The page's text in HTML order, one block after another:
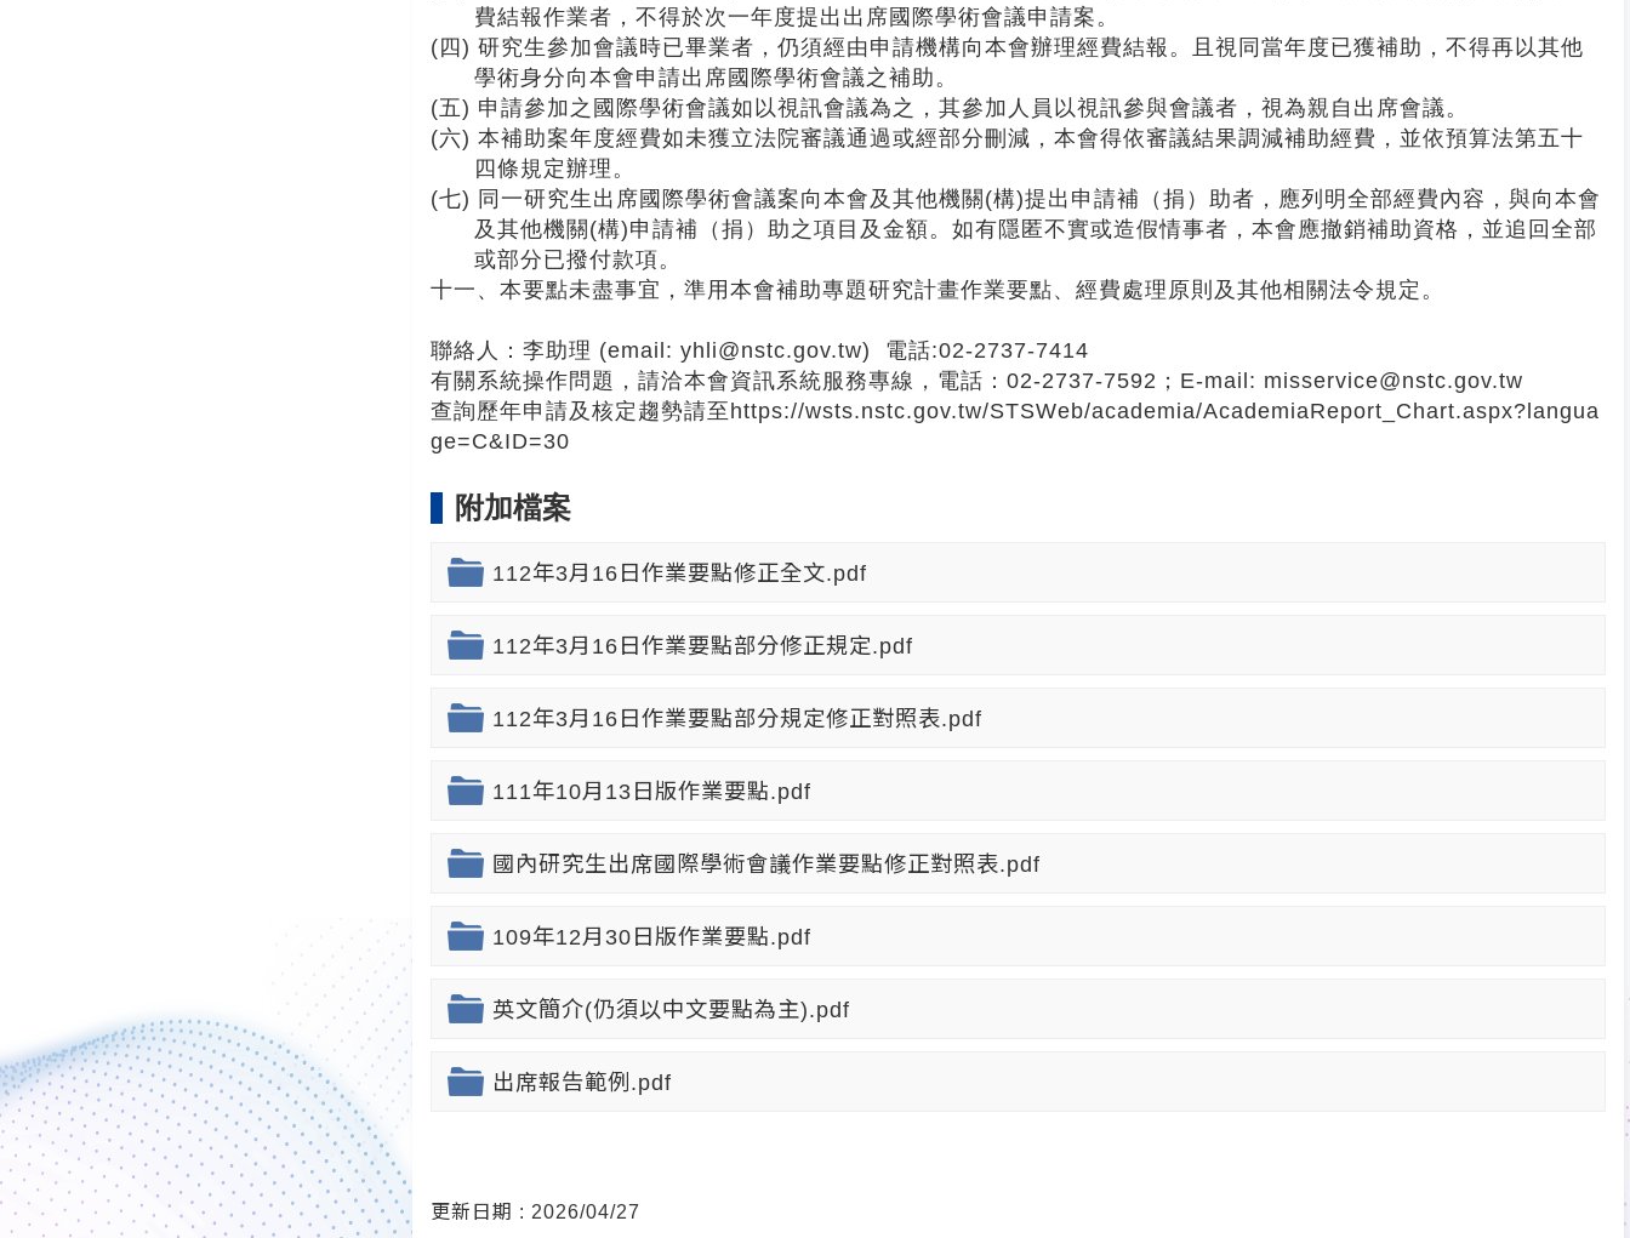
費結報作業者，不得於次一年度提出出席國際學術會議申請案。
(四) 研究生參加會議時已畢業者，仍須經由申請機構向本會辦理經費結報。且視同當年度已獲補助，不得再以其他
學術身分向本會申請出席國際學術會議之補助。
(五) 申請參加之國際學術會議如以視訊會議為之，其參加人員以視訊參與會議者，視為親自出席會議。
(六) 本補助案年度經費如未獲立法院審議通過或經部分刪減，本會得依審議結果調減補助經費，並依預算法第五十
四條規定辦理。
(七) 同一研究生出席國際學術會議案向本會及其他機關(構)提出申請補（捐）助者，應列明全部經費內容，與向本會
及其他機關(構)申請補（捐）助之項目及金額。如有隱匿不實或造假情事者，本會應撤銷補助資格，並追回全部
或部分已撥付款項。
十一、本要點未盡事宜，準用本會補助專題研究計畫作業要點、經費處理原則及其他相關法令規定。
聯絡人：李助理 (email: yhli@nstc.gov.tw) 電話:02-2737-7414
有關系統操作問題，請洽本會資訊系統服務專線，電話：02-2737-7592；E-mail: misservice@nstc.gov.tw
查詢歷年申請及核定趨勢請至https://wsts.nstc.gov.tw/STSWeb/academia/AcademiaReport_Chart.aspx?langua
ge=C&ID=30
附加檔案
112年3月16日作業要點修正全文.pdf
112年3月16日作業要點部分修正規定.pdf
112年3月16日作業要點部分規定修正對照表.pdf
111年10月13日版作業要點.pdf
國內研究生出席國際學術會議作業要點修正對照表.pdf
109年12月30日版作業要點.pdf
英文簡介(仍須以中文要點為主).pdf
出席報告範例.pdf
更新日期 : 2026/04/27